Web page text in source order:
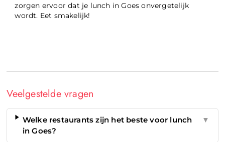
zorgen ervoor dat je lunch in Goes onvergetelijk
wordt. Eet smakelijk!
Veelgestelde vragen
Welke restaurants zijn het beste voor lunch
in Goes?
▼